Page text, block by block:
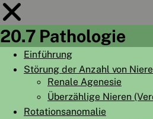
20.7 Pathologie
Einführung
Störung der Anzahl von
Renale Agenesie
Überzählige Nieren
Rotationsanomalie